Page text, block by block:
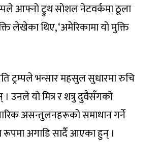
आफ्नो ट्रुथ सोशल नेटवर्कमा ठूला
लेखेका थिए, ‘अमेरिकामा यो मुक्ति
ट्रम्पले भन्सार महसुल सुधारमा रुचि
उनले यो मित्र र शत्रु दुवैसँगको
असन्तुलनहरूको समाधान गर्ने
रूपमा अगाडि सार्दै आएका हुन् ।